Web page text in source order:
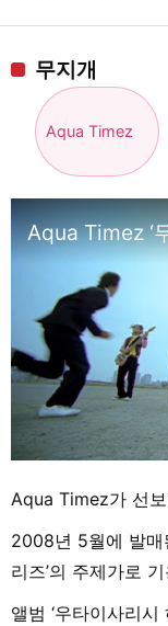
무지개
Aqua Timez
Aqua Timez ‘
Aqua Timez가 선
2008년 5월에 발매
리즈’의 주제가로
앨범 ‘우타이사리